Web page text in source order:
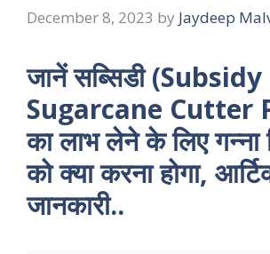
December 8, 2023 by Jaydeep
जानें सब्सिडी
Sugarcane Cutter
का लाभ लेने के लिए गन्ना
को क्या करना होगा,
जानकारी..